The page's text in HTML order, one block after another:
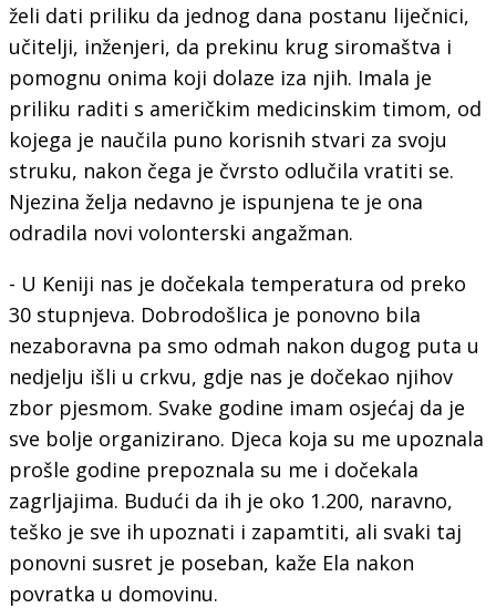
želi dati priliku da jednog dana postanu liječnici,
učitelji, inženjeri, da prekinu krug siromaštva i
pomognu onima koji dolaze iza njih. Imala je
priliku raditi s američkim medicinskim timom, od
kojega je naučila puno korisnih stvari za svoju
struku, nakon čega je čvrsto odlučila vratiti se.
Njezina želja nedavno je ispunjena te je ona
odradila novi volonterski angažman.
- U Keniji nas je dočekala temperatura od preko
30 stupnjeva. Dobrodošlica je ponovno bila
nezaboravna pa smo odmah nakon dugog puta u
nedjelju išli u crkvu, gdje nas je dočekao njihov
zbor pjesmom. Svake godine imam osjećaj da je
sve bolje organizirano. Djeca koja su me upoznala
prošle godine prepoznala su me i dočekala
zagrljajima. Budući da ih je oko 1.200, naravno,
teško je sve ih upoznati i zapamtiti, ali svaki taj
ponovni susret je poseban, kaže Ela nakon
povratka u domovinu.